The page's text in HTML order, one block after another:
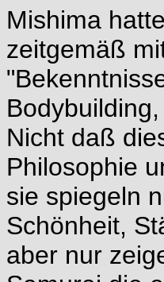
Mishima
zeitgemäß
Nicht daß
Philosophie
sie spiegeln
Schönheit,
aber nur